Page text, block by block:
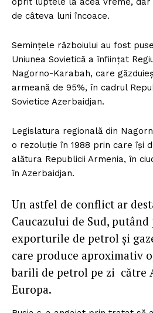
de câteva luni încoace.
Semințele războiului au fost
Uniunea Sovietică a înființat
Nagorno-Karabah, care
armeană de 95%, în cadrul
Sovietice Azerbaidjan.
Legislatura regională din
o rezoluție în 1988 prin care își
alătura Republicii Armenia, în
în Azerbaidjan.
Un astfel de conflict ar
Caucazului de Sud,
exporturile de petrol și
care produce aproximativ
barili de petrol pe zi către
Europa.